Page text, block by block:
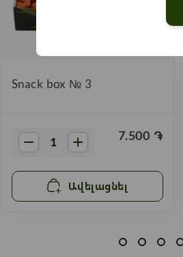
Snack box № 3
7.500 ֏
Ավելացնել